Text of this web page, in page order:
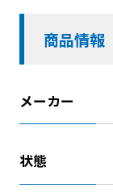
商品情報
メーカー
状態